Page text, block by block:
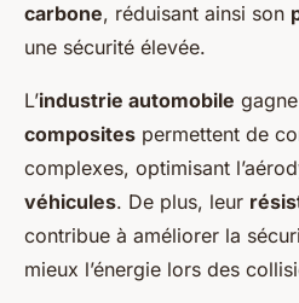
carbone, réduisant ainsi son
une sécurité élevée.
L’industrie automobile
composites permettent de
complexes, optimisant
véhicules. De plus, leur
contribue à améliorer la
mieux l’énergie lors des